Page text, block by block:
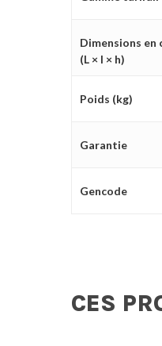
Dimensions en
(L × l × h)
Poids (kg)
Garantie
Gencode
CES